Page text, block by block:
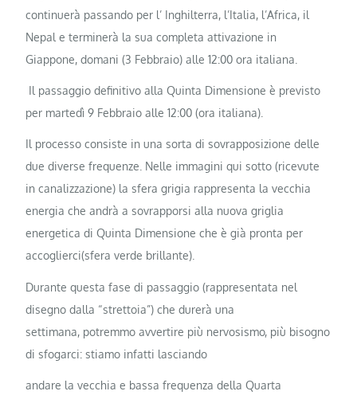
continuerà passando per l’ Inghilterra, l’Italia, l’Africa, il
Nepal e terminerà la sua completa attivazione in
Giappone, domani (3 Febbraio) alle 12:00 ora italiana.
Il passaggio definitivo alla Quinta Dimensione è previsto
per martedì 9 Febbraio alle 12:00 (ora italiana).
Il processo consiste in una sorta di sovrapposizione delle
due diverse frequenze. Nelle immagini qui sotto (ricevute
in canalizzazione) la sfera grigia rappresenta la vecchia
energia che andrà a sovrapporsi alla nuova griglia
energetica di Quinta Dimensione che è già pronta per
accoglierci(sfera verde brillante).
Durante questa fase di passaggio (rappresentata nel
disegno dalla “strettoia”) che durerà una
settimana, potremmo avvertire più nervosismo, più bisogno
di sfogarci: stiamo infatti lasciando
andare la vecchia e bassa frequenza della Quarta